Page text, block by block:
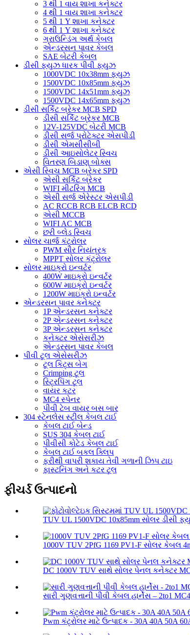
3 થી 1 વાય શાખા કનેક્ટર
4 થી 1 વાય શાખા કનેક્ટર
5 થી 1 Y શાખા કનેક્ટર
6 થી 1 Y શાખા કનેક્ટર
ગ્રાઉન્ડિંગ અર્થ કેબલ
એન્ડરસન પાવર કેબલ
SAE બેટરી કેબલ
ડીસી ફ્યુઝ ધારક પીવી ફ્યુઝ
1000VDC 10x38mm ફ્યુઝ
1500VDC 10x85mm ફ્યુઝ
1500VDC 14x51mm ફ્યુઝ
1500VDC 14x65mm ફ્યુઝ
ડીસી સર્કિટ બ્રેકર MCB SPD
ડીસી સર્કિટ બ્રેકર MCB
12V-125VDC બેટરી MCB
ડીસી સર્જ પ્રોટેક્ટર એસપીડી
ડીસી એમસીસીબી
ડીસી આઇસોલેટર સ્વિચ
વિતરણ બિડાણ બોક્સ
એસી સ્વિચ MCB બ્રેકર SPD
એસી સર્કિટ બ્રેકર
WIFI મીટરિંગ MCB
એસી સર્જ એરેસ્ટર એસપીડી
AC RCCB RCB ELCB RCD
એસી MCCB
WIFI AC MCB
છરી બ્લેડ સ્વિચ
સોલર ચાર્જ કંટ્રોલર
PWM સૌર નિયંત્રક
MPPT સોલર કંટ્રોલર
સોલર માઇક્રો ઇન્વર્ટર
400W માઇક્રો ઇન્વર્ટર
600W માઇક્રો ઇન્વર્ટર
1200W માઇક્રો ઇન્વર્ટર
એન્ડરસન પાવર કનેક્ટર
1P એન્ડરસન કનેક્ટર
2P એન્ડરસન કનેક્ટર
3P એન્ડરસન કનેક્ટર
કનેક્ટર એસેસરીઝ
એન્ડરસન પાવર કેબલ
પીવી ટૂલ એસેસરીઝ
ટૂલ કિટ્સ બેગ
Crimping ટૂલ
સ્ટ્રિપિંગ ટૂલ
વાયર કટર
MC4 સ્પેનર
પીવી ટેબ વાયર બસ બાર
304 સ્ટેનલેસ સ્ટીલ કેબલ ટાઈ
કેબલ ટાઈ બેન્ડ
SUS 304 કેબલ ટાઈ
પીવીસી કોટેડ કેબલ ટાઈ
કેબલ ટાઈ બકલ ક્લિપ
ફરીથી વાપરી શકાય તેવી ગળાની ઝિપ ટાઇ
ફાસ્ટનિંગ અને કટર ટૂલ
ફીચર્ડ ઉત્પાદનો
TUV UL 1500VDC 10x85mm સોલર ડીસી
1000V TUV 2PfG 1169 PV1-F સોલર કેબલ
DC 1000V TUV સાથે સોલર પેનલ કનેક્ટર
સારી ગુણવત્તાની પીવી કેબલ હાર્નેસ – 2to1
Pwm કંટ્રોલર માટે ઉત્પાદક - 30A 40A 50A